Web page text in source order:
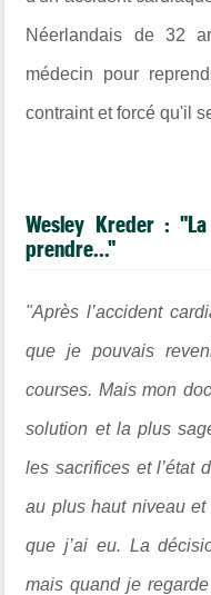
Néerlandais de 32
médecin pour
contraint et forcé qu'il
Wesley Kreder :
prendre..."
"Après l’accident
que je pouvais
courses. Mais mon
solution et la plus
les sacrifices et l’état
au plus haut niveau et
que j’ai eu. La
mais quand je